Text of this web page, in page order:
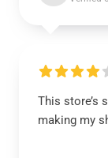
This store’s
making my